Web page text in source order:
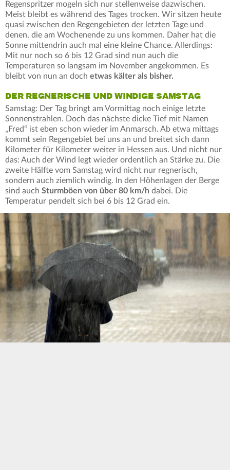
Regenspritzer mogeln sich nur stellenweise dazwischen.
Meist bleibt es während des Tages trocken. Wir sitzen heute
quasi zwischen den Regengebieten der letzten Tage und
denen, die am Wochenende zu uns kommen. Daher hat die
Sonne mittendrin auch mal eine kleine Chance. Allerdings:
Mit nur noch so 6 bis 12 Grad sind nun auch die
Temperaturen so langsam im November angekommen. Es
bleibt von nun an doch etwas kälter als bisher.
DER REGNERISCHE UND WINDIGE SAMSTAG
Samstag: Der Tag bringt am Vormittag noch einige letzte
Sonnenstrahlen. Doch das nächste dicke Tief mit Namen
„Fred“ ist eben schon wieder im Anmarsch. Ab etwa mittags
kommt sein Regengebiet bei uns an und breitet sich dann
Kilometer für Kilometer weiter in Hessen aus. Und nicht nur
das: Auch der Wind legt wieder ordentlich an Stärke zu. Die
zweite Hälfte vom Samstag wird nicht nur regnerisch,
sondern auch ziemlich windig. In den Höhenlagen der Berge
sind auch Sturmböen von über 80 km/h dabei. Die
Temperatur pendelt sich bei 6 bis 12 Grad ein.